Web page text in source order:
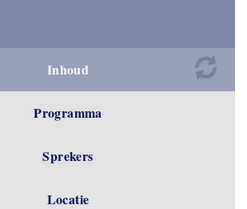
Inhoud
Programma
Sprekers
Locatie